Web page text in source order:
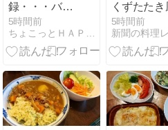
録・・・バリ
コレクション
のお買
物・・・
5時間前
くずたたき
5時間前